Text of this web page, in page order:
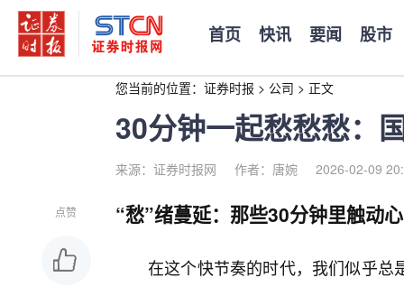
首页 快讯 要闻 股市
您当前的位置： 证券时报 > 公司 > 正文
30分钟一起愁愁愁：
来源：证券时报网 作者：唐婉 2026-02-09
点赞 “愁”绪蔓延：那些30分钟里触动
在这个快节奏的时代，我们似乎总